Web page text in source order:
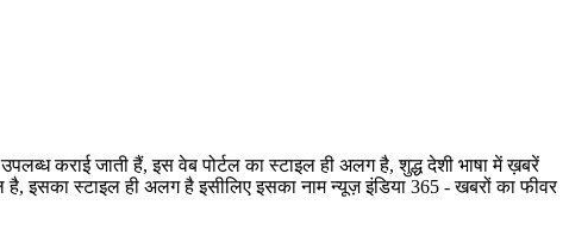
कराई जाती हैं, इस वेब पोर्टल का स्टाइल ही अलग है, शुद्ध देशी भाषा में ख़बरें
इसका स्टाइल ही अलग है इसीलिए इसका नाम न्यूज़ इंडिया 365 - खबरों का फीवर